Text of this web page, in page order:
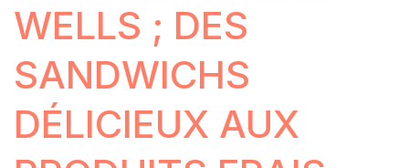
WELLS ; DES
SANDWICHS
DÉLICIEUX AUX